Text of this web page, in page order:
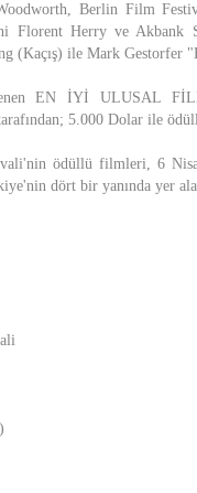
Woodworth, Berlin Film
Florent Herry ve Akbank
(Kaçış) ile Mark
EN İYİ ULUSAL
5.000 Dolar ile
ödüllü filmleri, 6
dört bir yanında yer